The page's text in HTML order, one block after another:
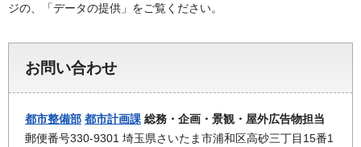
ジの、「データの提供」をご覧ください。
お問い合わせ
都市整備部 都市計画課 総務・企画・景観・屋外広告物担当
郵便番号330-9301 埼玉県さいたま市浦和区高砂三丁目15番1